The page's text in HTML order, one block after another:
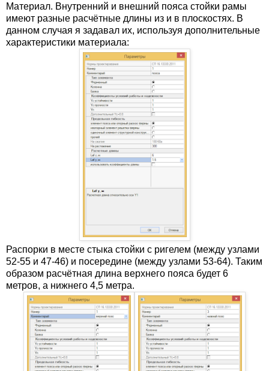
Материал. Внутренний и внешний пояса стойки рамы
имеют разные расчётные длины из и в плоскостях. В
данном случая я задавал их, используя дополнительные
характеристики материала:
Распорки в месте стыка стойки с ригелем (между узлами
52-55 и 47-46) и посередине (между узлами 53-64). Таким
образом расчётная длина верхнего пояса будет 6
метров, а нижнего 4,5 метра.